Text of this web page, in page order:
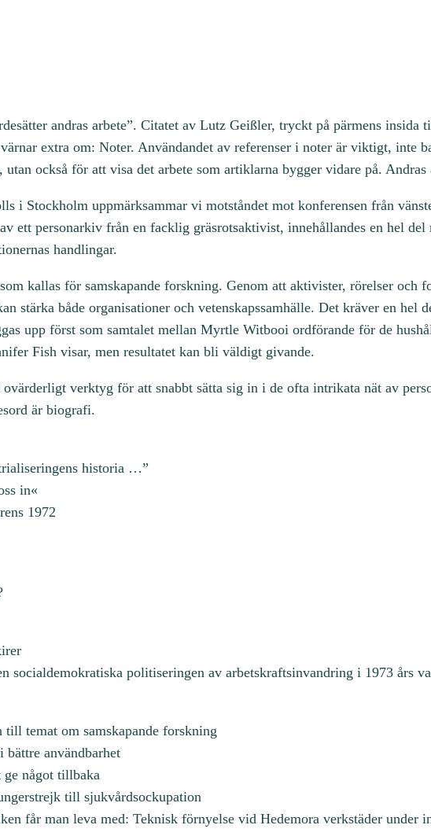
n
g
andras arbete”. Citatet av Lutz Geißler, tryckt på pärmens insida
extra om: Noter. Användandet av referenser i noter är viktigt, inte
också för att visa det arbete som artiklarna bygger vidare på. Andras
i Stockholm uppmärksammar vi motståndet mot konferensen från
ett personarkiv från en facklig gräsrotsaktivist, innehållandes en hel
handlingar.
kallas för samskapande forskning. Genom att aktivister, rörelser och
stärka både organisationer och vetenskapssamhälle. Det kräver en hel
upp först som samtalet mellan Myrtle Witbooi ordförande för de
Fish visar, men resultatet kan bli väldigt givande.
verktyg för att snabbt sätta sig in i de ofta intrikata nät av
är biografi.
historia …”
in«
1972
socialdemokratiska politiseringen av arbetskraftsinvandring i 1973 års
temat om samskapande forskning
bättre användbarhet
något tillbaka
till sjukvårdsockupation
får man leva med: Teknisk förnyelse vid Hedemora verkstäder under